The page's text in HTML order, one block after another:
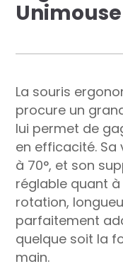
Unimouse
La souris
procure un
lui permet de
en efficacité. Sa
à 70°, et son
réglable quant
rotation,
parfaitement
quelque soit la
main.